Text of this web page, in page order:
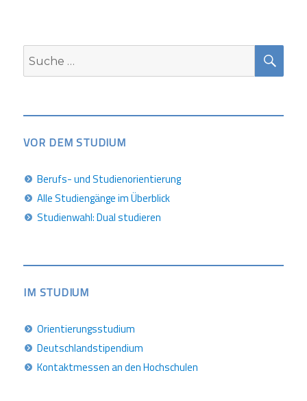
Suche
nach:
VOR DEM STUDIUM
Berufs- und Studienorientierung
Alle Studiengänge im Überblick
Studienwahl: Dual studieren
IM STUDIUM
Orientierungsstudium
Deutschlandstipendium
Kontaktmessen an den Hochschulen